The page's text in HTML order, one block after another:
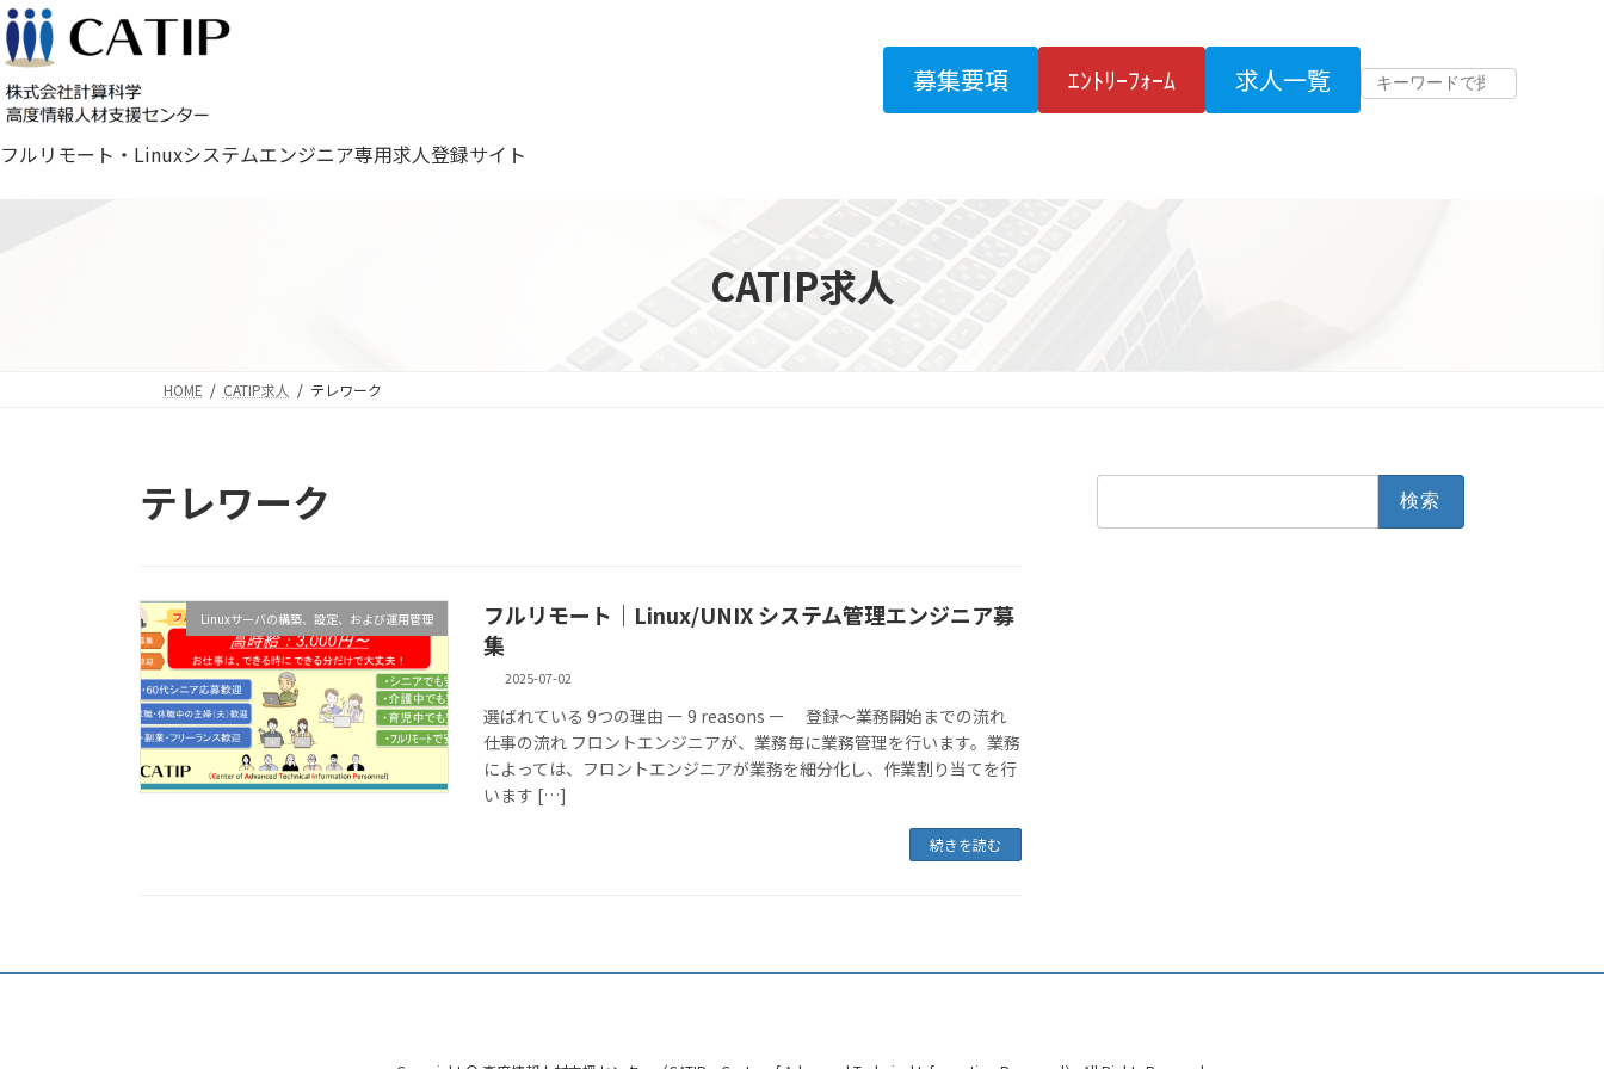
コ
ン
テ
ン
ツ
へ
ナ
ビ
ゲ
ー
シ
ョ
フルリモート・Linuxシステムエンジニア専用求人登録サイト
募集要項 ｴﾝﾄﾘｰﾌｫｰﾑ 求人一覧
CATIP求人
HOME CATIP求人 テレワーク
テレワーク
Linuxサーバの構築、設定、および運用管理
フルリモート｜Linux/UNIX システム管理エンジニア募
集
2025-07-02
選ばれている 9つの理由 ー 9 reasons ー 登録～業務開始までの流れ
仕事の流れ フロントエンジニアが、業務毎に業務管理を行います。​業務
によっては、フロントエンジニアが業務を細分化し、作業割り当てを行
います […]
続きを読む